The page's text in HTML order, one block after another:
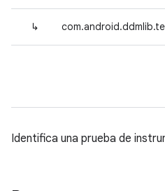
↳
Identifica una prueba de